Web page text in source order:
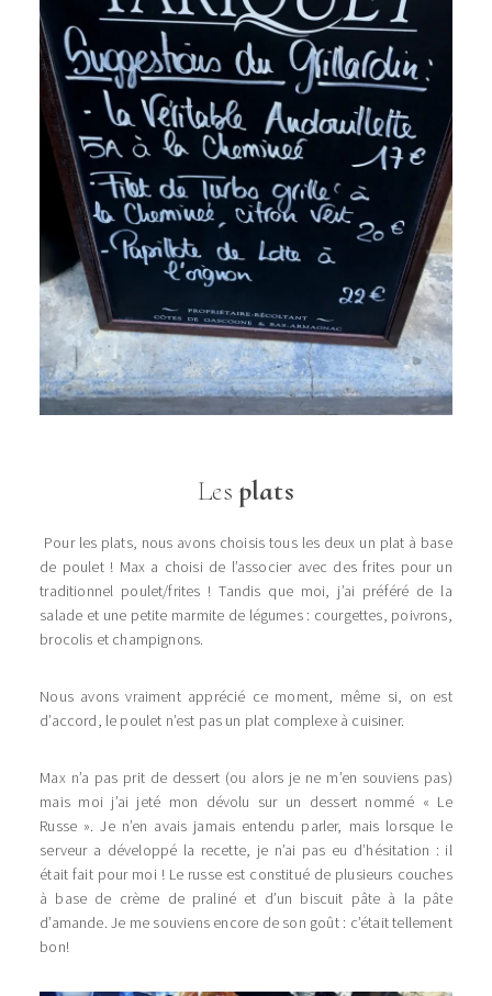
Lesplats
Pour les plats, nous avons choisis tous les deux un plat à base
de poulet ! Max a choisi de l’associer avec des frites pour un
traditionnel poulet/frites ! Tandis que moi, j’ai préféré de la
salade et une petite marmite de légumes : courgettes, poivrons,
brocolis et champignons.
Nous avons vraiment apprécié ce moment, même si, on est
d’accord, le poulet n’est pas un plat complexe à cuisiner.
Max n’a pas prit de dessert (ou alors je ne m’en souviens pas)
mais moi j’ai jeté mon dévolu sur un dessert nommé « Le
Russe ». Je n’en avais jamais entendu parler, mais lorsque le
serveur a développé la recette, je n’ai pas eu d’hésitation : il
était fait pour moi ! Le russe est constitué de plusieurs couches
à base de crème de praliné et d’un biscuit pâte à la pâte
d’amande. Je me souviens encore de son goût : c’était tellement
bon!